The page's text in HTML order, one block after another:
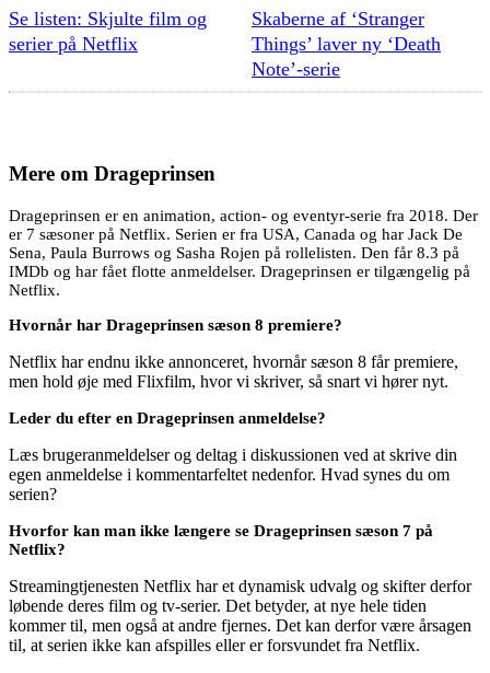
Se listen: Skjulte film og
serier på Netflix
Skaberne af ‘Stranger
Things’ laver ny ‘Death
Note’-serie
Mere om Drageprinsen
Drageprinsen er en animation, action- og eventyr-serie fra 2018. Der
er 7 sæsoner på Netflix. Serien er fra USA, Canada og har Jack De
Sena, Paula Burrows og Sasha Rojen på rollelisten. Den får 8.3 på
IMDb og har fået flotte anmeldelser. Drageprinsen er tilgængelig på
Netflix.
Hvornår har Drageprinsen sæson 8 premiere?
Netflix har endnu ikke annonceret, hvornår sæson 8 får premiere,
men hold øje med Flixfilm, hvor vi skriver, så snart vi hører nyt.
Leder du efter en Drageprinsen anmeldelse?
Læs brugeranmeldelser og deltag i diskussionen ved at skrive din
egen anmeldelse i kommentarfeltet nedenfor. Hvad synes du om
serien?
Hvorfor kan man ikke længere se Drageprinsen sæson 7 på
Netflix?
Streamingtjenesten Netflix har et dynamisk udvalg og skifter derfor
løbende deres film og tv-serier. Det betyder, at nye hele tiden
kommer til, men også at andre fjernes. Det kan derfor være årsagen
til, at serien ikke kan afspilles eller er forsvundet fra Netflix.